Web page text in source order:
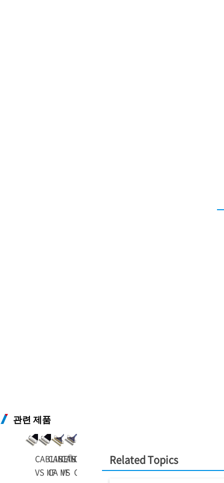
관련 제품
CABLINE®-
VS IIF
CABLINE
CA IIF
CABLINE
VS
CABLINE ®-
CA
Related Topics